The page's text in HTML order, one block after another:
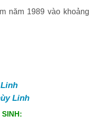
năm 1989 vào khoảng
Linh